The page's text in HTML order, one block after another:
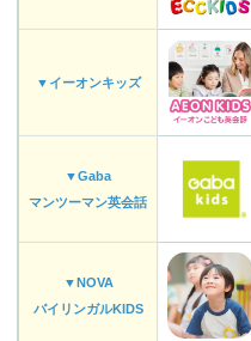
▼イーオンキッズ
▼Gaba
マンツーマン英会話
▼NOVA
バイリンガルKIDS